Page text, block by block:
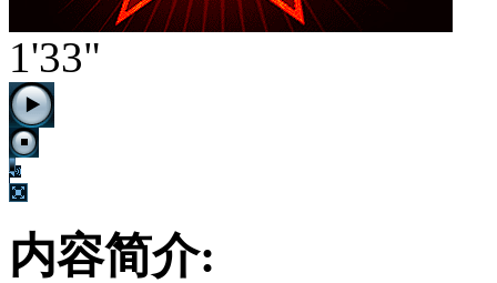
1'33"
内容简介: